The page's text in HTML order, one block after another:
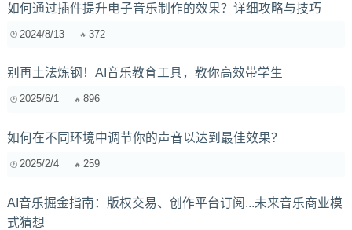
如何通过插件提升电子音乐制作的效果？详细攻略与技巧
2024/8/13 372
别再土法炼钢！AI音乐教育工具，教你高效带学生
2025/6/1 896
如何在不同环境中调节你的声音以达到最佳效果？
2025/2/4 259
AI音乐掘金指南：版权交易、创作平台订阅...未来音乐商业模
式猜想